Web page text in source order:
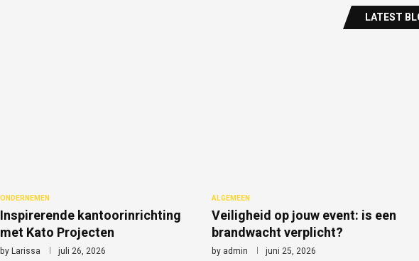
LATEST
ONDERNEMEN
Inspirerende kantoorinrichting
met Kato Projecten
byLarissa juli 26, 2026
ALGEMEEN
Veiligheid op jouw event: is een
brandwacht verplicht?
by admin juni 25, 2026